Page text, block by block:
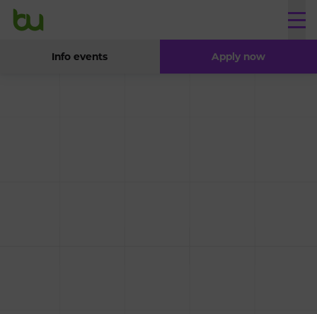
Info events Apply now